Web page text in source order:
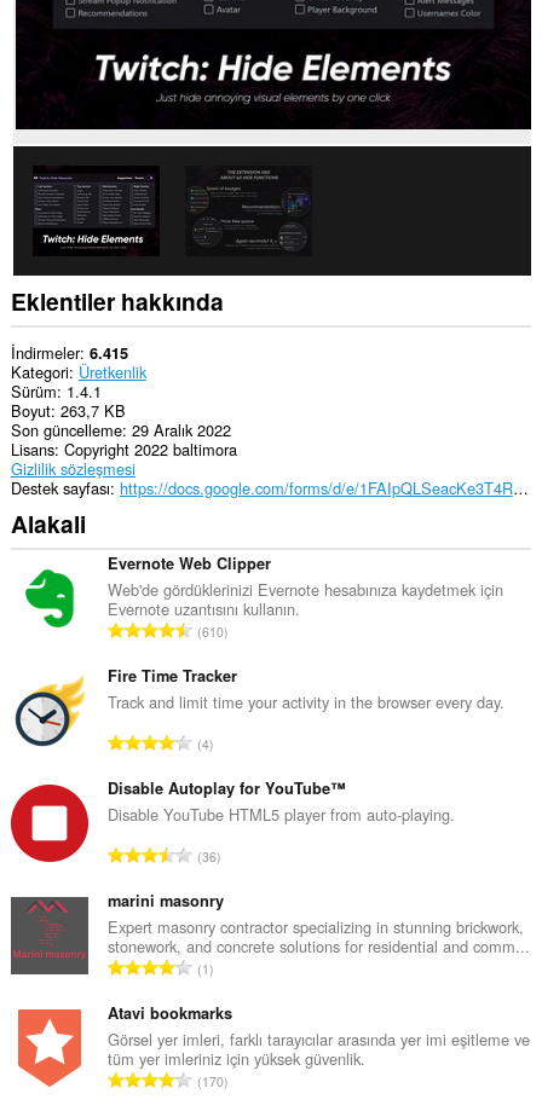
Eklentiler hakkında
İndirmeler 6.415
Kategori Üretkenlik
Sürüm 1.4.1
Boyut 263,7 KB
Son güncelleme 29 Aralık 2022
Lisans Copyright 2022 baltimora
Gizlilik sözleşmesi
Destek sayfası
https://docs.google.com/forms/d/e/1FAIpQLSeacKe3T4ROaYxh91lA0QslXbO-bP0032uV1pMwxiS2tbdpTw/viewform
Alakali
Evernote Web Clipper
Web'de gördüklerinizi Evernote hesabınıza kaydetmek için
Evernote uzantısını kullanın.
T
p
l
m
y
s
a
y
ı
s
ı
:
610
Fire Time Tracker
Track and limit time your activity in the browser every day.
T
p
l
m
y
s
a
y
ı
s
ı
:
4
Disable Autoplay for YouTube™
Disable YouTube HTML5 player from auto-playing.
T
p
l
a
m
y
s
a
y
36
marini masonry
Expert masonry contractor specializing in stunning brickwork,
stonework, and concrete solutions for residential and comm...
T
p
l
a
m
1
Atavi bookmarks
Görsel yer imleri, farklı tarayıcılar arasında yer imi eşitleme ve
tüm yer imleriniz için yüksek güvenlik.
T170